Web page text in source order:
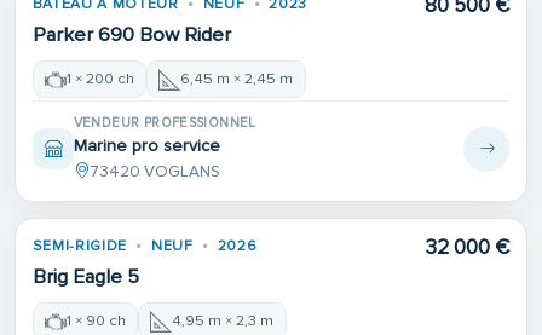
BATEAU À MOTEUR NEUF 2023
Parker 690 Bow Rider
80 500 €
1 × 200 ch 6,45 m × 2,45 m
VENDEUR PROFESSIONNEL
Marine pro service
73420 VOGLANS
SEMI-RIGIDE NEUF 2026
Brig Eagle 5
32 000 €
1 × 90 ch 4,95 m × 2,3 m